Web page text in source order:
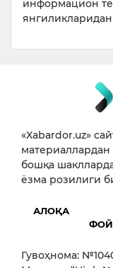
информацион
«Xabardor.uz»
бошқа
ёзма розилиги
АЛОҚА
Гувоҳнома: